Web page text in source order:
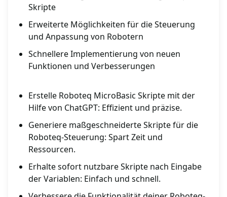
Skripte
Erweiterte Möglichkeiten für die Steuerung
und Anpassung von Robotern
Schnellere Implementierung von neuen
Funktionen und Verbesserungen
Erstelle Roboteq MicroBasic Skripte mit der
Hilfe von ChatGPT: Effizient und präzise.
Generiere maßgeschneiderte Skripte für die
Roboteq-Steuerung: Spart Zeit und
Ressourcen.
Erhalte sofort nutzbare Skripte nach Eingabe
der Variablen: Einfach und schnell.